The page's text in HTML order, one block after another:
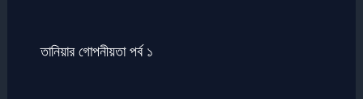
তানিয়ার গোপনীয়তা পর্ব ১